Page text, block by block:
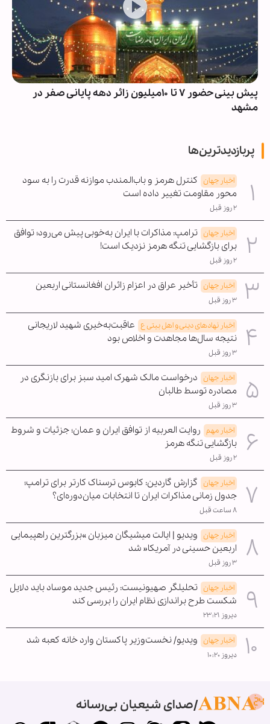
پیش بینی حضور ۷ تا ۱۰میلیون زائر دهه پایانی صفر در
مشهد
پربازدیدترین‌ها
اخبار جهان کنترل هرمز و باب‌المندب موازنه قدرت را به سود
محور مقاومت تغییر داده است
۲ روز قبل
اخبار جهان ترامپ: مذاکرات با ایران به‌خوبی پیش می‌رود؛ توافق
برای بازگشایی تنگه هرمز نزدیک است!
۲ روز قبل
اخبار جهان تأخیر عراق در اعزام زائران افغانستانی اربعین
۳ روز قبل
اخبار نهادهای دینی و اهل بیتی ع عاقبت‌به‌خیری شهید لاریجانی
نتیجه سال‌ها مجاهدت و اخلاص بود
۳ روز قبل
اخبار جهان درخواست مالک شهرک امید سبز برای بازنگری در
مصادره توسط طالبان
۳ روز قبل
اخبار مهم روایت العربیه از توافق ایران و عمان؛ جزئیات و شروط
بازگشایی تنگه هرمز
۲ روز قبل
اخبار جهان گزارش گاردین: کابوس ترسناک کارتر برای ترامپ؛
جدول زمانی مذاکرات ایران تا انتخابات میان‌دوره‌ای؟
۸ ساعت قبل
اخبار جهان ویدیو | ایالت میشیگان میزبان »بزرگترین راهپیمایی
اربعین حسینی در آمریکا« شد
۳ روز قبل
اخبار جهان تحلیلگر صهیونیست: رئیس جدید موساد باید دلایل
شکست طرح براندازی نظام ایران را بررسی کند
دیروز ۲۳:۲۱
اخبار جهان ویدیو/ نخست‌وزیر پاکستان وارد خانه کعبه شد
دیروز ۱۰:۲۰
صدای شیعیان بی‌رسانه